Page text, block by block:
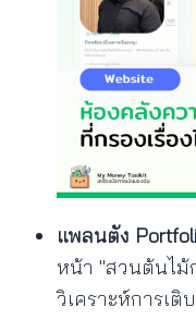
แพลนตัง
หน้า "สวนต้นไม้
วิเคราะห์การเติ